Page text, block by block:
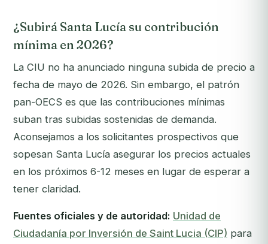
¿Subirá Santa Lucía su contribución
mínima en 2026?
La CIU no ha anunciado ninguna subida de precio a
fecha de mayo de 2026. Sin embargo, el patrón
pan-OECS es que las contribuciones mínimas
suban tras subidas sostenidas de demanda.
Aconsejamos a los solicitantes prospectivos que
sopesan Santa Lucía asegurar los precios actuales
en los próximos 6-12 meses en lugar de esperar a
tener claridad.
Fuentes oficiales y de autoridad: Unidad de
Ciudadanía por Inversión de Saint Lucia (CIP) para